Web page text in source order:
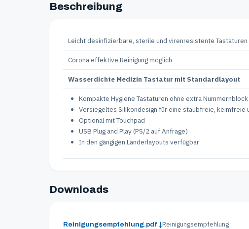
Beschreibung
Leicht desinfizierbare, sterile und virenresistente Tastaturen
Corona effektive Reinigung möglich
Wasserdichte Medizin Tastatur mit Standardlayout
Kompakte Hygiene Tastaturen ohne extra Nummernblock
Versiegeltes Silikondesign für eine staubfreie, keimfreie
Optional mit Touchpad
USB Plug and Play (PS/2 auf Anfrage)
In den gängigen Länderlayouts verfügbar
Downloads
Reinigungsempfehlung.pdf ↓ Reinigungsempfehlung